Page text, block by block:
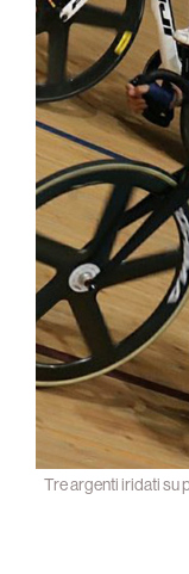
Tre argenti iridati su